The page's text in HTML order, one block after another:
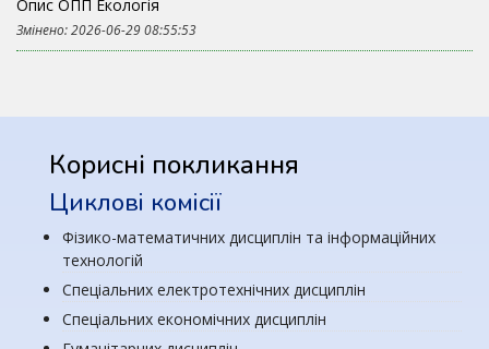
Опис ОПП Екологія
Змінено: 2026-06-29 08:55:53
Корисні покликання
Циклові комісії
Фізико-математичних дисциплін та інформаційних
технологій
Спеціальних електротехнічних дисциплін
Спеціальних економічних дисциплін